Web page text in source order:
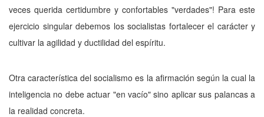
veces querida certidumbre y conforta­bles "verdades"! Para este
ejercicio singular debemos los socialistas fortalecer el carácter y
cultivar la agilidad y ductilidad del espíritu.
Otra característica del socialismo es la afirmación según la cual la
inteligencia no de­be actuar "en vacío" sino aplicar sus palancas a
la realidad concreta.